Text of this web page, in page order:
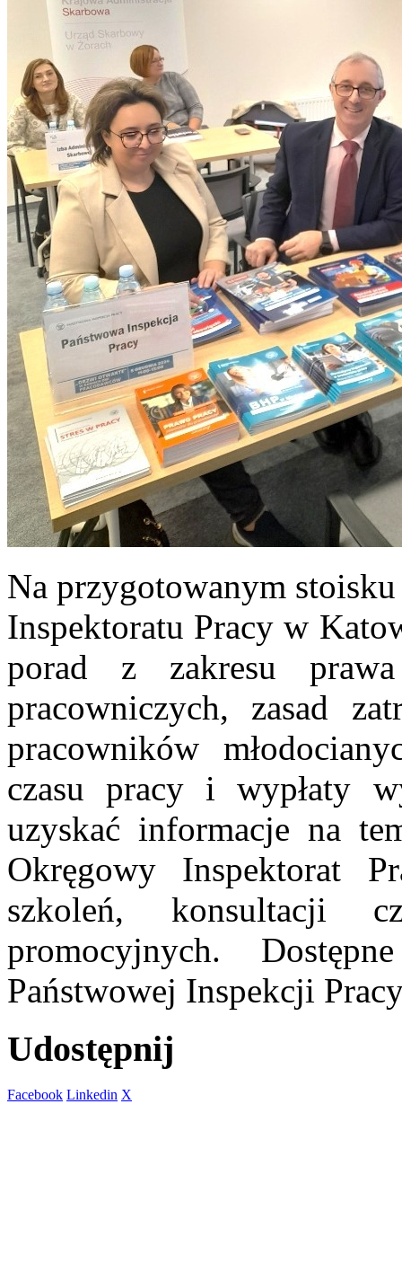
Na przygotowanym
Inspektoratu Pracy w
porad z zakresu
pracowniczych, zasad
pracowników
czasu pracy i wypłaty
uzyskać informacje na
Okręgowy Inspektorat
szkoleń, konsultacji
promocyjnych.
Państwowej Inspekcji
Udostępnij
Facebook Linkedin X